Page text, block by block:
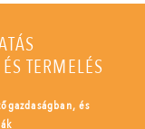
TERMELÉS
és